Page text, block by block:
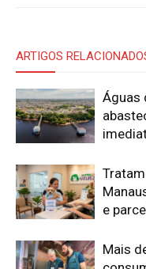
ARTIGOS
Águas
e
Mais